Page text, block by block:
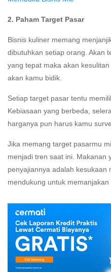
2. Paham Target Pasar
Bisnis kuliner memang
dibutuhkan setiap orang. Akan
yang tepat maka akan
akan kamu bidik.
Setiap target pasar tentu
Kebiasaan yang berbeda,
harganya pun harus kamu
Jika memang target pasarmu
menjadi tren saat ini. Makanan
penyajiannya adalah kesukaan
mendukung untuk